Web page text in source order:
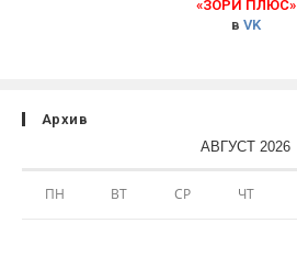
«ЗОРИ ПЛЮС»
в VK
Архив
АВГУСТ 2026
ПН ВТ СР ЧТ